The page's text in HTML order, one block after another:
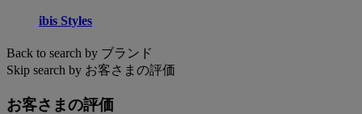
ibis Styles
Back to search by ブランド
Skip search by お客さまの評価
お客さまの評価